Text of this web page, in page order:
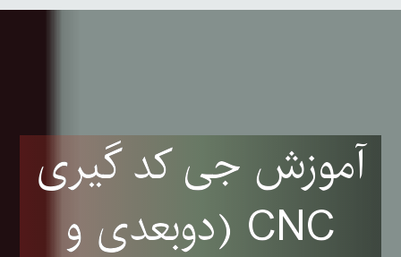
آموزش جی کد گیری
CNC (دوبعدی و